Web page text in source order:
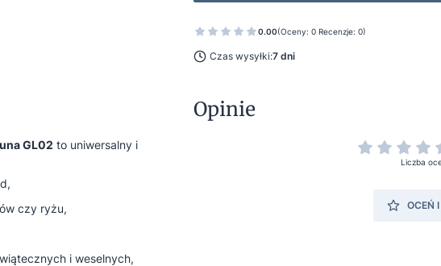
0.00(Oceny: 0 Recenzje: 0)
Czas wysyłki:7 dni
GL02 to uniwersalny i
czy ryżu,
i weselnych,
Opinie
Liczba
OCEŃ